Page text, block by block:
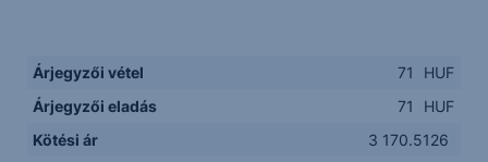
Árjegyzői vétel 71
HUF
Árjegyzői eladás
71
HUF
Kötési ár
3 170.5126